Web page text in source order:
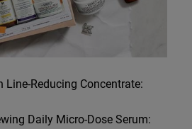
Line-Reducing Concentrate:
Daily Micro-Dose Serum: